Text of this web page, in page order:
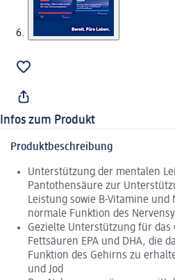
Infos zum Produkt
Produktbeschreibung
Unterstützung der mentalen
Pantothensäure zur
Leistung sowie B-Vitamine
normale Funktion des
Gezielte Unterstützung für das
Fettsäuren EPA und DHA, die
Funktion des Gehirns zu
und Jod